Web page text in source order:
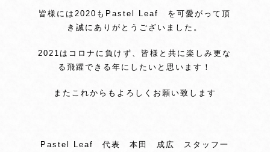
皆様には2020もPastel Leaf を可愛がって頂
き誠にありがとうございました。
2021はコロナに負けず、皆様と共に楽しみ更な
る飛躍できる年にしたいと思います！
またこれからもよろしくお願い致します
Pastel Leaf 代表 本田 成広 スタッフ一